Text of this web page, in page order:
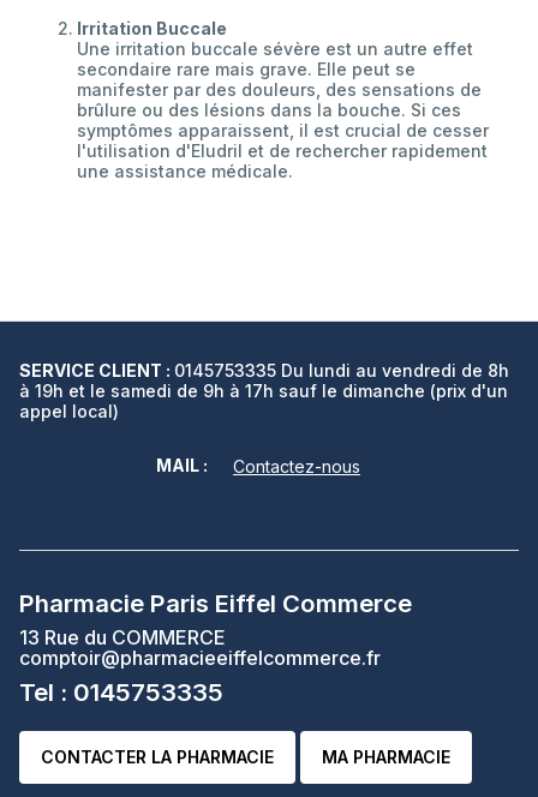
Irritation Buccale
Une irritation buccale sévère est un autre effet
secondaire rare mais grave. Elle peut se
manifester par des douleurs, des sensations de
brûlure ou des lésions dans la bouche. Si ces
symptômes apparaissent, il est crucial de cesser
l'utilisation d'Eludril et de rechercher rapidement
une assistance médicale.
SERVICE CLIENT : 0145753335 Du lundi au vendredi de 8h
à 19h et le samedi de 9h à 17h sauf le dimanche (prix d'un
appel local)
MAIL : Contactez-nous
Pharmacie Paris Eiffel Commerce
13 Rue du COMMERCE
comptoir@pharmacieeiffelcommerce.fr
Tel : 0145753335
CONTACTER LA PHARMACIE MA PHARMACIE